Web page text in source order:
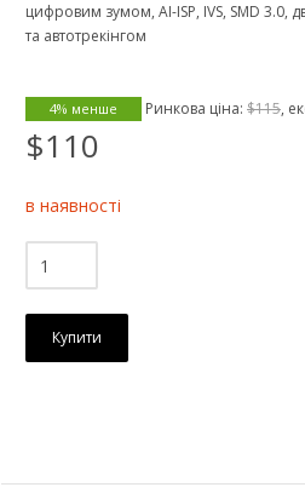
цифровим зумом, AI-ISP, IVS, SMD 3.0,
та автотрекінгом
4% менше Ринкова ціна: $115,
$110
в наявності
Купити